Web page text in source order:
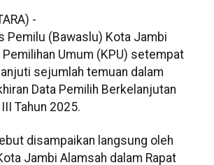
-
Pemilu (Bawaslu) Kota Jambi
Umum (KPU) setempat
sejumlah temuan dalam
Data Pemilih Berkelanjutan
Tahun 2025.
disampaikan langsung oleh
Jambi Alamsah dalam Rapat